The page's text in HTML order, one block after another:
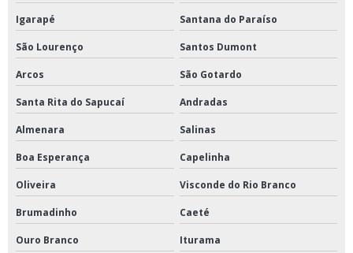
Igarapé Santana do Paraíso
São Lourenço Santos Dumont
Arcos São Gotardo
Santa Rita do Sapucaí Andradas
Almenara Salinas
Boa Esperança Capelinha
Oliveira Visconde do Rio Branco
Brumadinho Caeté
Ouro Branco Iturama